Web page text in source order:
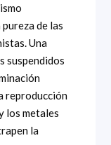
de las
Una
suspendidos
reproducción
los metales
la